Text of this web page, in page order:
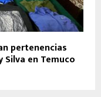
pertenencias
en Temuco